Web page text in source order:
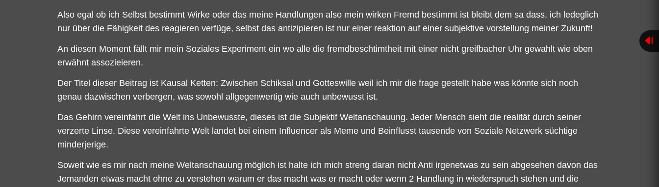
Also egal ob ich Selbst bestimmt Wirke oder das meine Handlungen also mein wirken Fremd bestimmt ist bleibt dem sa dass, ich ledeglich
nur über die Fähigkeit des reagieren verfüge, selbst das antizipieren ist nur einer reaktion auf einer subjektive vorstellung meiner Zukunft!
An diesen Moment fällt mir mein Soziales Experiment ein wo alle die fremdbeschtimtheit mit einer nicht greifbacher Uhr gewahlt wie oben
erwähnt assozieieren.
Der Titel dieser Beitrag ist Kausal Ketten: Zwischen Schiksal und Gotteswille weil ich mir die frage gestellt habe was könnte sich noch
genau dazwischen verbergen, was sowohl allgegenwertig wie auch unbewusst ist.
Das Gehirn vereinfahrt die Welt ins Unbewusste, dieses ist die Subjektif Weltanschauung. Jeder Mensch sieht die realität durch seiner
verzerte Linse. Diese vereinfahrte Welt landet bei einem Influencer als Meme und Beinflusst tausende von Soziale Netzwerk süchtige
minderjerige.
Soweit wie es mir nach meine Weltanschauung möglich ist halte ich mich streng daran nicht Anti irgenetwas zu sein abgesehen davon das
Jemanden etwas macht ohne zu verstehen warum er das macht was er macht oder wenn 2 Handlung in wiederspruch stehen und die